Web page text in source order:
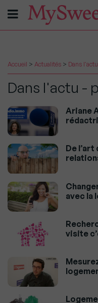
Accueil > Actualités > Dans l'actu
Dans l'actu -
Ariane
De
avec la
visite